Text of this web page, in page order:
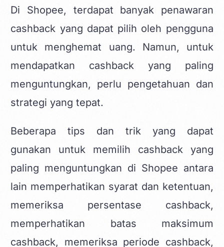
Di Shopee, terdapat banyak penawaran
cashback yang dapat pilih oleh pengguna
untuk menghemat uang. Namun, untuk
mendapatkan cashback yang paling
menguntungkan, perlu pengetahuan dan
strategi yang tepat.
Beberapa tips dan trik yang dapat
gunakan untuk memilih cashback yang
paling menguntungkan di Shopee antara
lain memperhatikan syarat dan ketentuan,
memeriksa persentase cashback,
memperhatikan batas maksimum
cashback, memeriksa periode cashback,